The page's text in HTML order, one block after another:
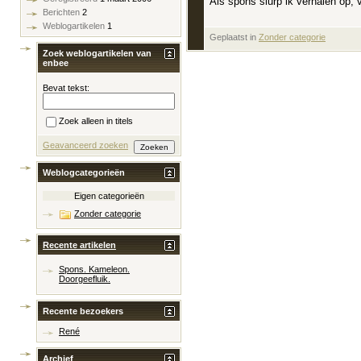
Geplaatst in Zonder categorie
Berichten 2
Weblogartikelen 1
Zoek weblogartikelen van
enbee
Bevat tekst:
Zoek alleen in titels
Geavanceerd zoeken
Weblogcategorieën
Eigen categorieën
Zonder categorie
Recente artikelen
Spons. Kameleon.
Doorgeefluik.
Recente bezoekers
René
Archief